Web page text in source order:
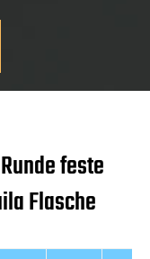
feste
Flasche